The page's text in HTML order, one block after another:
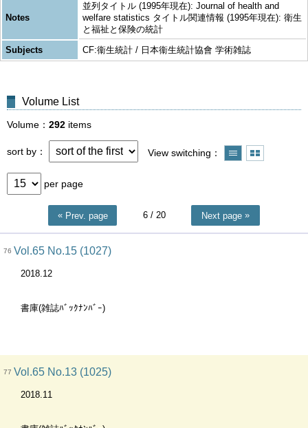
Notes
並列タイトル (1995年現在): Journal of health and
welfare statistics タイトル関連情報 (1995年現在): 衛生
と福祉と保険の統計
Subjects
CF:衞生統計 / 日本衞生統計協會 学術雑誌
Volume List
Volume 292 items
sort by View switching
per page
Prev. page 6/ 20 Next page
76 Vol.65 No.15 (1027)
2018.12
書庫(雑誌ﾊﾞｯｸﾅﾝﾊﾞｰ)
77 Vol.65 No.13 (1025)
2018.11